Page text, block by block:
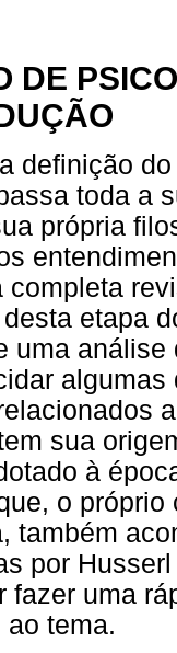
DE
definição
toda a
própria
completa
etapa
uma
sua
à
o
também
por
fazer uma
ao tema.